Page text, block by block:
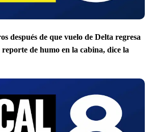
después de que vuelo de Delta regresa
de humo en la cabina, dice la